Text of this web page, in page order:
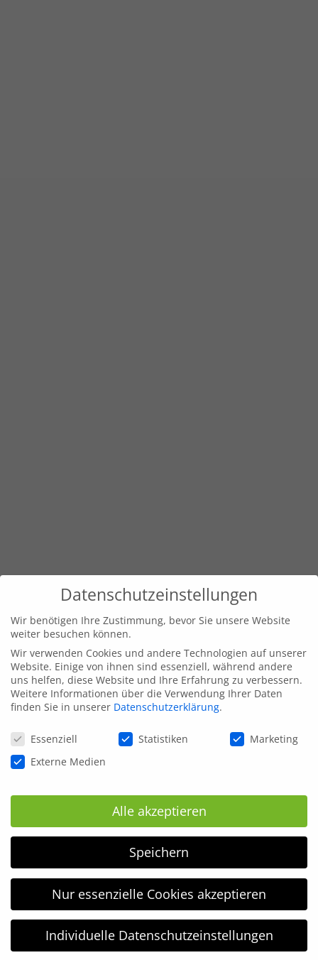
Datenschutzeinstellungen
Wir benötigen Ihre Zustimmung, bevor Sie unsere Website
weiter besuchen können.
Wir verwenden Cookies und andere Technologien auf unserer
Website. Einige von ihnen sind essenziell, während andere
uns helfen, diese Website und Ihre Erfahrung zu verbessern.
Weitere Informationen über die Verwendung Ihrer Daten
finden Sie in unserer Datenschutzerklärung.
Datenschutzeinstellungen
Essenziell Statistiken
Marketing
Externe Medien
Alle akzeptieren
Speichern
Nur essenzielle Cookies akzeptieren
Individuelle Datenschutzeinstellungen